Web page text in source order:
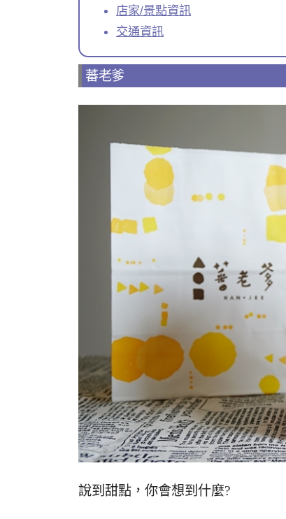
店家/景點資訊
交通資訊
蕃老爹
說到甜點，你會想到什麼?